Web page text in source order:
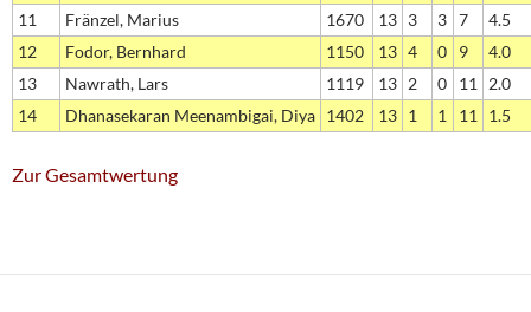
11
Fränzel, Marius 1670 13 3 3 7
4.5
12
Fodor, Bernhard 1150 13 4 0 9
4.0
13
Nawrath, Lars 1119 13 2 0 11
2.0
14
Dhanasekaran Meenambigai, Diya 1402 13 1 1 11 1.5
Zur Gesamtwertung